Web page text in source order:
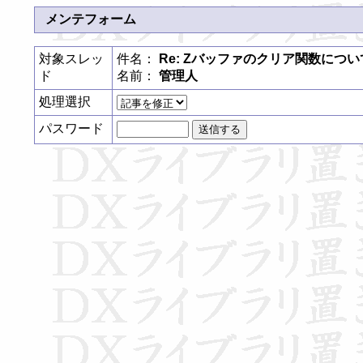
メンテフォーム
対象スレッ
ド
件名：
Re: Zバッファのクリア関数につい
名前： 管理人
処理選択
パスワード